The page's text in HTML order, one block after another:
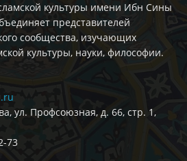
культуры имени Ибн Сины
представителей
сообщества, изучающих
культуры, науки, философии.
ул. Профсоюзная, д. 66, стр. 1,
73